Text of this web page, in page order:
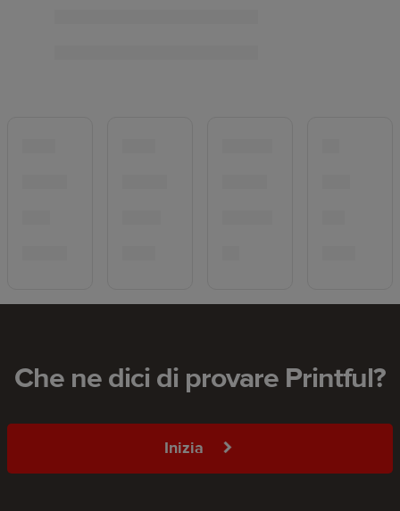
Che ne dici di provare Printful?
Inizia